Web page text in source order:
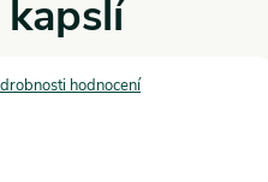
hodnocení